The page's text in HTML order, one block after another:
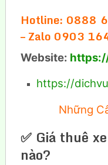
Hotline: 0888
– Zalo 0903
Website:
https://
Những
✅ Giá thuê
nào?